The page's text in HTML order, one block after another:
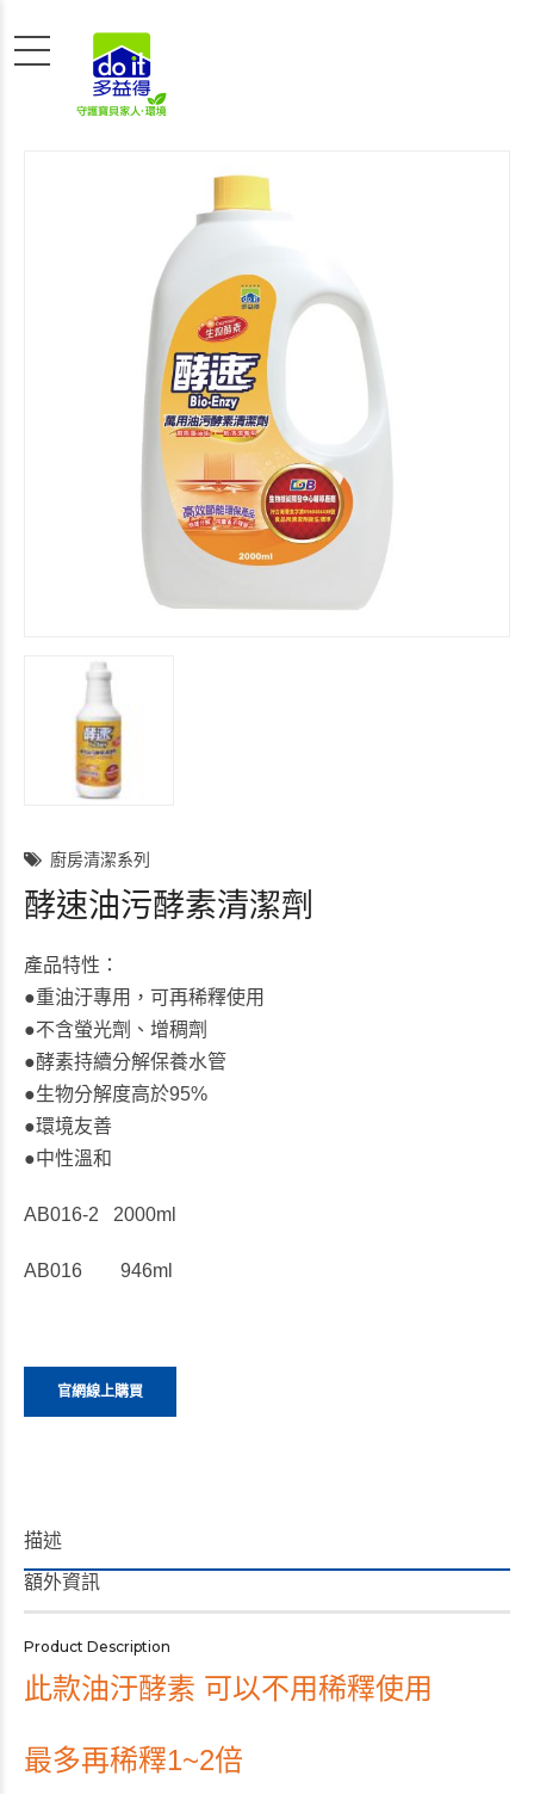
廚房清潔系列
酵速油污酵素清潔劑
產品特性：
●重油汙專用，可再稀釋使用
●不含螢光劑、增稠劑
●酵素持續分解保養水管
●生物分解度高於95%
●環境友善
●中性溫和
AB016-2 2000ml
AB016 946ml
官網線上購買
描述
額外資訊
Product Description
此款油汙酵素 可以不用稀釋使用
最多再稀釋1~2倍